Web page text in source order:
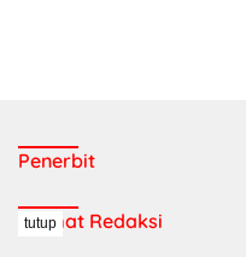
Penerbit
Alamat Redaksi
tutup